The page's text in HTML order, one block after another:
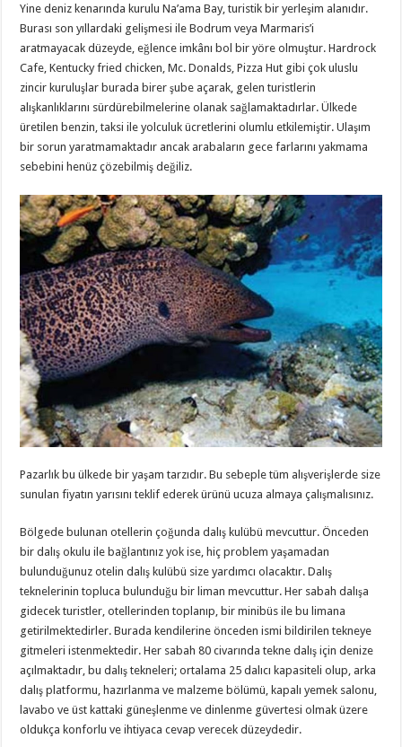
Yine deniz kenarında kurulu Na’ama Bay, turistik bir yerleşim alanıdır.
Burası son yıllardaki gelişmesi ile Bodrum veya Marmaris’i
aratmayacak düzeyde, eğlence imkânı bol bir yöre olmuştur. Hardrock
Cafe, Kentucky fried chicken, Mc. Donalds, Pizza Hut gibi çok uluslu
zincir kuruluşlar burada birer şube açarak, gelen turistlerin
alışkanlıklarını sürdürebilmelerine olanak sağlamaktadırlar. Ülkede
üretilen benzin, taksi ile yolculuk ücretlerini olumlu etkilemiştir. Ulaşım
bir sorun yaratmamaktadır ancak arabaların gece farlarını yakmama
sebebini henüz çözebilmiş değiliz.
Pazarlık bu ülkede bir yaşam tarzıdır. Bu sebeple tüm alışverişlerde size
sunulan fiyatın yarısını teklif ederek ürünü ucuza almaya çalışmalısınız.
Bölgede bulunan otellerin çoğunda dalış kulübü mevcuttur. Önceden
bir dalış okulu ile bağlantınız yok ise, hiç problem yaşamadan
bulunduğunuz otelin dalış kulübü size yardımcı olacaktır. Dalış
teknelerinin topluca bulunduğu bir liman mevcuttur. Her sabah dalışa
gidecek turistler, otellerinden toplanıp, bir minibüs ile bu limana
getirilmektedirler. Burada kendilerine önceden ismi bildirilen tekneye
gitmeleri istenmektedir. Her sabah 80 civarında tekne dalış için denize
açılmaktadır, bu dalış tekneleri; ortalama 25 dalıcı kapasiteli olup, arka
dalış platformu, hazırlanma ve malzeme bölümü, kapalı yemek salonu,
lavabo ve üst kattaki güneşlenme ve dinlenme güvertesi olmak üzere
oldukça konforlu ve ihtiyaca cevap verecek düzeydedir.